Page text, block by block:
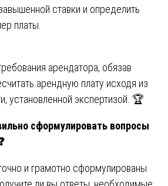
ставки и определить
платы.
арендатора, обязав
арендную плату исходя из
установленной экспертизой. 🏆
сформулировать вопросы
и грамотно сформулированы